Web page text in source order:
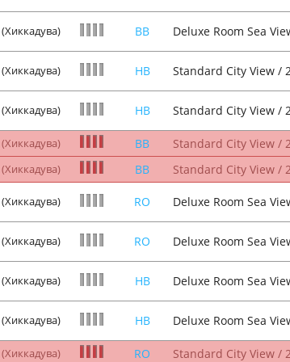
(Хиккадува) BB Deluxe Room Sea
(Хиккадува) HB Standard City View /
(Хиккадува) HB Standard City View /
(Хиккадува) BB Standard City View /
(Хиккадува) BB Standard City View /
(Хиккадува) RO Deluxe Room Sea
(Хиккадува) RO Deluxe Room Sea
(Хиккадува) HB Deluxe Room Sea
(Хиккадува) HB Deluxe Room Sea
(Хиккадува) RO Standard City View /